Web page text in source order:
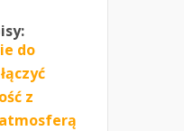
do
z